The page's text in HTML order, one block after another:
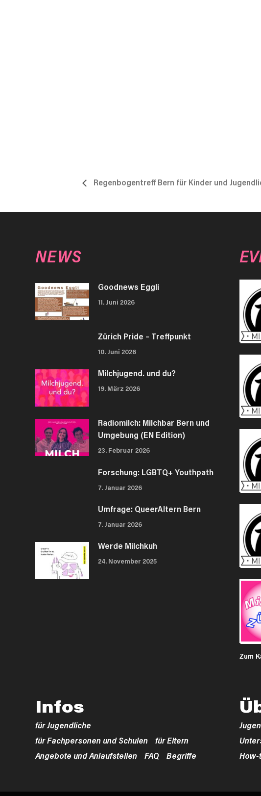
Regenbogentreff Bern für Kinder und
NEWS
Goodnews Eggli
11. Juni 2026
Zürich Pride – Treffpunkt
10. Juni 2026
Milchjugend. und du?
19. März 2026
Radiomilch: Milchbar Bern und
Umgebung (EN Edition)
23. Februar 2026
Forschung: LGBTQ+ Youthpath
7. Januar 2026
Umfrage: QueerAltern Bern
7. Januar 2026
Werde Milchkuh
24. November 2025
Zum
Infos
für Jugendliche
für Fachpersonen und Schulen
für Eltern
Angebote und Anlaufstellen
FAQ Begriffe